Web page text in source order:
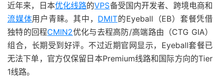
近年来，日本优化线路的VPS备受国内开发者、跨境电商和
流媒体用户青睐。其中， DMIT的Eyeball（EB）套餐凭借
独特的回程CMIN2优化与去程高防/高端路由（CTG GIA）
组合，长期受到好评。不过近期官网显示，Eyeball套餐已
无法下单，官方仅保留日本Premium线路和国际方向的Tier
1线路。